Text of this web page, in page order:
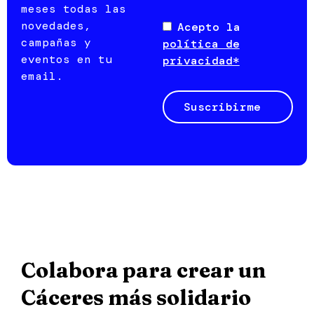
meses todas las
novedades,
campañas y
eventos en tu
email.
Acepto la
política de
privacidad*
Suscribirme
Colabora para crear un
Cáceres más solidario